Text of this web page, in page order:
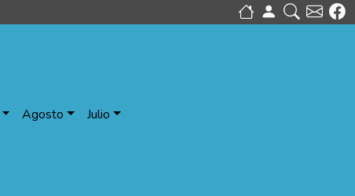
Agosto Julio